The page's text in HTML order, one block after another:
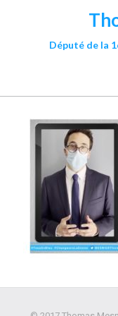
Député de la